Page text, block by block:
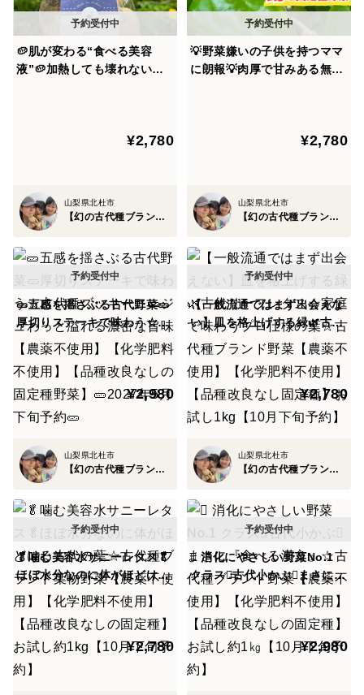
に美味しいんだ』と感動したほど💡
これをママさんにまず体験して本物を知ってもらって、
そして大切な子供さんたちに出来る限り小さいうちから
この世の中、品種改良や添加物などは当たり前とな
す。
供していきたい。
星空ファームが創り出す古代種野菜は、品種改良を重ね
た現代野菜とは異なり、古代の遺伝子をほぼそのままに
残し、自然本来の滋味と香りを凝縮させた伝統野菜です
🥬
比類なき大自然を誇る山梨の【大地から生まれるミネラ
生命力を最大限引き出す伝統農法に加え、百年、千年と
受け継がれた古代種で創り上げた野菜たちは、現代の大
量生産野菜とは一線を画します💡
これはまさに単なる食材ではなく【味わう文化遺産】と
も言われているのです✨
事実、あまりにも創り上げる事が難しく継承者はほとん
どおらず、市場流通は【1%未満】とまず出逢う事の出
来ない"幻の伝統野菜"なのです。
🥔肌が変わる“食べる美容
液”🥔加熱しても壊れない古
の固定種】お試し約1㎏🥔202
¥2,780
山梨県北杜市
【幻の古代種ブランド野菜】星空ファーム
💡野菜嫌いの子供を持つママ
に朗報💡肉厚で甘みある無限
【品種改良なしの固定種野
¥2,780
山梨県北杜市
【幻の古代種ブランド野菜】星空ファーム
🥒五感を揺さぶる古代野菜🥒
厚切りステーキで味わう☆古
代種ズッキーニ🥒ジュわっと
溢れる濃密な旨味【農薬不使
用】【化学肥料不使用】【品
種改良なしの固定種野菜】🥒
2027年5月下旬予約🥒
¥2,980
山梨県北杜市
【幻の古代種ブランド野菜】星空ファーム
【一般流通ではまず出会えな
い】皿を格上げする緑🌿古代
リーフレタス☆家庭で味わう
プロ仕様の葉☆古代種ブラン
ド野菜【農薬不使用】【化学
肥料不使用】【品種改良なし
固定種】お試し1kg【10月下
¥2,780
山梨県北杜市
【幻の古代種ブランド野菜】星空ファーム
🥬噛む美容水サニーレタス🥬
ほぼ水分なのに体がほどける
古代の葉☆古代種ブランド葉
物野菜【農薬不使用】【化学
肥料不使用】【品種改良なし
の固定種】お試し約1kg【10
月下旬予約】
¥2,780
🫜 消化にやさしい野菜No.1
クラス🫜古代小かぶ🫜まさに
『食べる漢方』☆古代種ブラ
ンド野菜【農薬不使用】【化
学肥料不使用】【品種改良な
しの固定種】お試し約1㎏【1
0月下旬予約】
¥2,980